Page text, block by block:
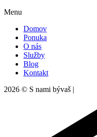
Menu
Domov
Ponuka
O nás
Služby
Blog
Kontakt
2026 © S nami bývaš |